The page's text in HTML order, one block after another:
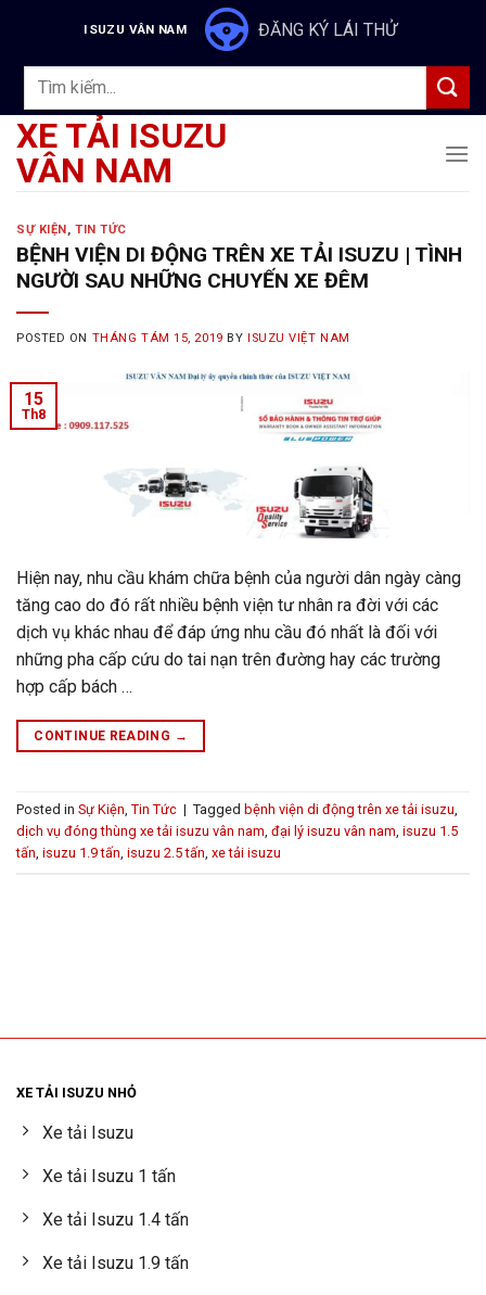
content
ISUZU VÂN NAM ĐĂNG KÝ LÁI THỬ
Tìm
XE TẢI ISUZU
VÂN NAM
SỰ KIỆN,TIN TỨC
BỆNH VIỆN DI ĐỘNG TRÊN XE TẢI ISUZU | TÌNH
NGƯỜI SAU NHỮNG CHUYẾN XE ĐÊM
POSTED ON THÁNG TÁM 15, 2019 BY ISUZU VIỆT NAM
15
Th8
Hiện nay, nhu cầu khám chữa bệnh của người dân ngày càng
tăng cao do đó rất nhiều bệnh viện tư nhân ra đời với các
dịch vụ khác nhau để đáp ứng nhu cầu đó nhất là đối với
những pha cấp cứu do tai nạn trên đường hay các trường
hợp cấp bách …
CONTINUE READING →
Posted in Sự Kiện Tin Tức | Tagged bệnh viện di động trên xe tải isuzu
dịch vụ đóng thùng xe tải isuzu vân nam đại lý isuzu vân nam isuzu 1.5
tấn isuzu 1.9 tấn isuzu 2.5 tấn xe tải isuzu
XE TẢI ISUZU NHỎ
Xe tải Isuzu
Xe tải Isuzu 1 tấn
Xe tải Isuzu 1.4 tấn
Xe tải Isuzu 1.9 tấn